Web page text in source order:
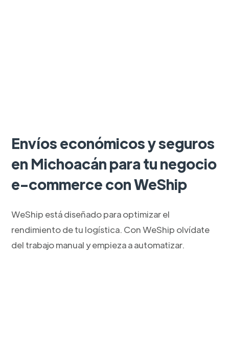
Envíos económicos y seguros
en Michoacán para tu negocio
e-commerce con WeShip
WeShip está diseñado para optimizar el
rendimiento de tu logística. Con WeShip olvídate
del trabajo manual y empieza a automatizar.